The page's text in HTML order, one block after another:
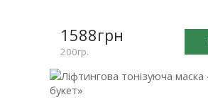
1588грн
200гр.